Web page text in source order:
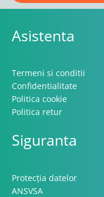
Asistenta
Termeni si conditii
Confidentialitate
Politica cookie
Politica retur
Siguranta
Protecția datelor
ANSVSA